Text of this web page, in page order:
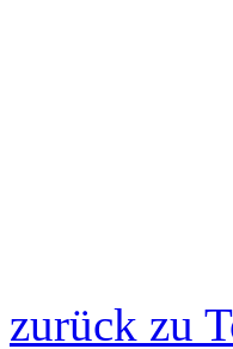
zurück zu